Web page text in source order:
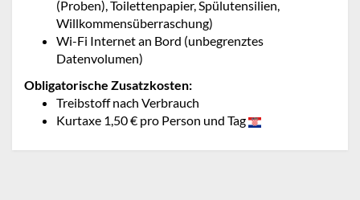
(Proben), Toilettenpapier, Spülutensilien,
Willkommensüberraschung)
Wi-Fi Internet an Bord (unbegrenztes
Datenvolumen)
Obligatorische Zusatzkosten:
Treibstoff nach Verbrauch
Kurtaxe 1,50 € pro Person und Tag